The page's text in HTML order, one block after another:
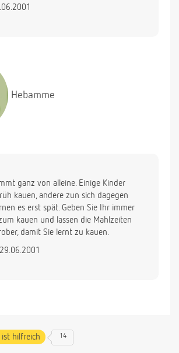
Hebamme
ganz von alleine. Einige Kinder
kauen, andere zun sich dagegen
es erst spät. Geben Sie Ihr immer
kauen und lassen die Mahlzeiten
damit Sie lernt zu kauen.
hilfreich 14